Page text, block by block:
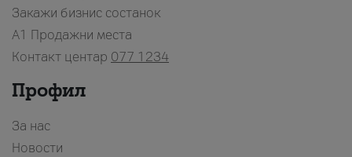
Закажи бизнис состанок
A1 Продажни места
Контакт центар 077 1234
Профил
За нас
Новости